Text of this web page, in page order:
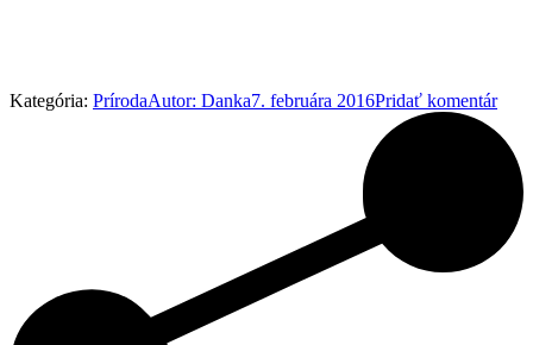
Kategória: PrírodaAutor: Danka7. februára 2016Pridať komentár